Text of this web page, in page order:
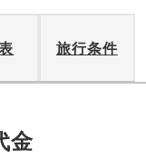
旅行条件
金